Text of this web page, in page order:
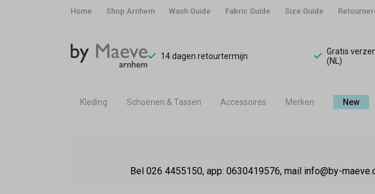
Home Shop Arnhem Wash Guide Fabric Guide Size Guide
14 dagen retourtermijn
Gratis
(NL)
Kleding Schoenen & Tassen Accessoires Merken New
Bel 026 4455150, app: 0630419576, mail info@by-